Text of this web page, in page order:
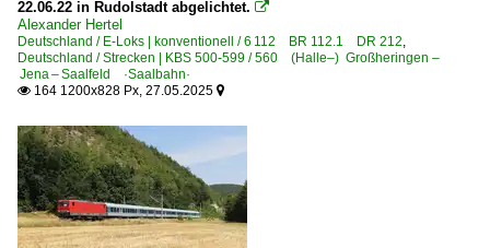
Unternehmen
Alpha Trains Luxembourg s.à.r.l. ·ATLU·
Österreich
E-Loks
BR 1016 ·ES 64 U2· Taurus
BR 1016 ·ES 64 U2· Taurus Werbeloks
22.06.22 in Rudolstadt abgelichtet. 
Alexander Hertel
Deutschland / E-Loks | konventionell / 6 112 BR 112.1 DR 212,
Deutschland / Strecken | KBS 500-599 / 560 (Halle–) Großheringen –
Jena – Saalfeld ·Saalbahn·
 164 1200x828 Px, 27.05.2025 